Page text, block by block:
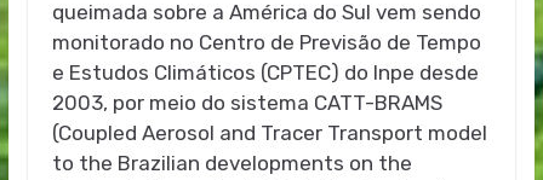
queimada sobre a América do Sul vem sendo
monitorado no Centro de Previsão de Tempo
e Estudos Climáticos (CPTEC) do Inpe desde
2003, por meio do sistema CATT-BRAMS
(Coupled Aerosol and Tracer Transport model
to the Brazilian developments on the